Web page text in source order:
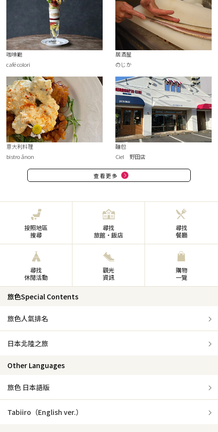
咖啡廳
café colori
居酒屋
のじか
意大利料理
bistro ânon
麵包
Ciel 野田店
查看更多
按照地區
搜尋
尋找
旅館・飯店
尋找
餐廳
尋找
休閒活動
觀光
資訊
購物
一覽
旅色Special Contents
旅色人氣排名
日本北陸之旅
Other Languages
旅色 日本語版
Tabiiro（English ver.）